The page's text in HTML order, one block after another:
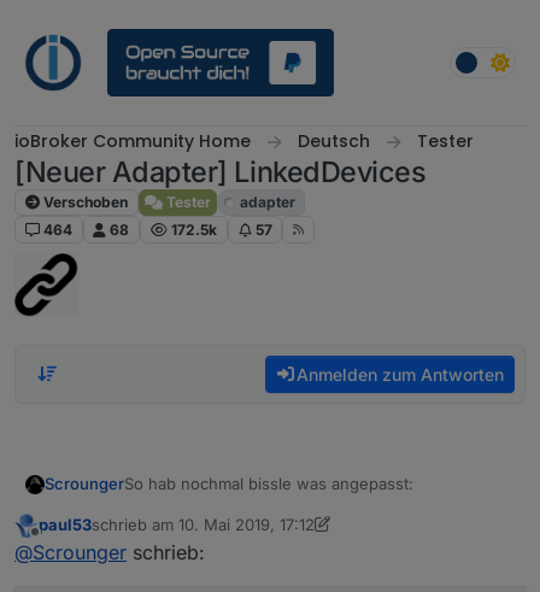
ioBroker Community Home Deutsch Tester
[Neuer Adapter] LinkedDevices
Verschoben Tester
adapter
464
68 172.5k 57
Anmelden zum Antworten
ScroungerSo hab nochmal bissle was angepasst:
timestamp changes werden berücksichtig
weiteres debugging und error logging
Bitte den aktuellen branch ziehen
Offline
paul53schrieb am 10. Mai 2019, 17:12
zuletzt editiert von paul535. Okt. 2019, 19:51
@Scrounger schrieb: